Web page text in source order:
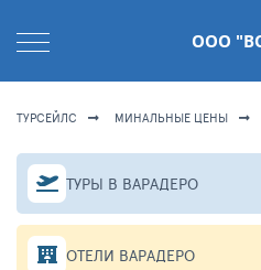
ООО
ТУРСЕЙЛС МИНАЛЬНЫЕ ЦЕНЫ
ТУРЫ В ВАРАДЕРО
ОТЕЛИ ВАРАДЕРО